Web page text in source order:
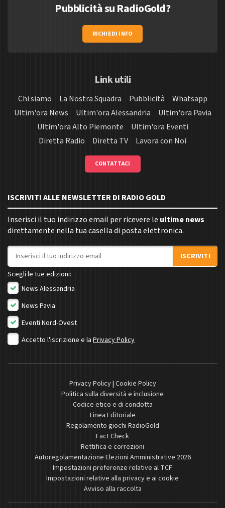
Pubblicità su RadioGold?
RICHIEDI INFO
Link utili
Chi siamo La Nostra Squadra Pubblicità
Whatsapp
Ultim'ora News
Ultim'ora Alessandria
Ultim'ora Pavia
Ultim'ora Alto Piemonte
Ultim'ora Eventi
Diretta Radio
Diretta TV Lavora con Noi
CONTATTACI
ISCRIVITI ALLE NEWSLETTER DI RADIO GOLD
Inserisci il tuo indirizzo email per ricevere le ultime news
direttamente nella tua casella di posta elettronica.
Indirizzo email
ISCRIVITI
Scegli le tue edizioni:
News Alessandria
News Pavia
Eventi Nord-Ovest
Accetto l'iscrizione e la Privacy Policy
Privacy Policy| Cookie Policy
Politica sulla diversità e inclusione
Codice etico e di condotta
Linea Editoriale
Regolamento giochi RadioGold
Fact Check
Rettifica e correzioni
Autoregolamentazione Elezioni Amministrative 2026
Impostazioni preferenze relative al TCF
Impostazioni relative alla privacy e ai cookie
Avviso alla raccolta